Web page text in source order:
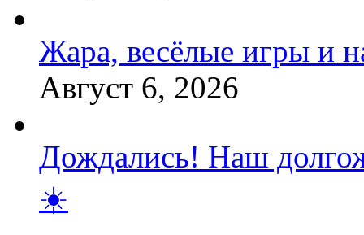
Жара, весёлые игры и
Август 6, 2026
Дождались! Наш
☀️